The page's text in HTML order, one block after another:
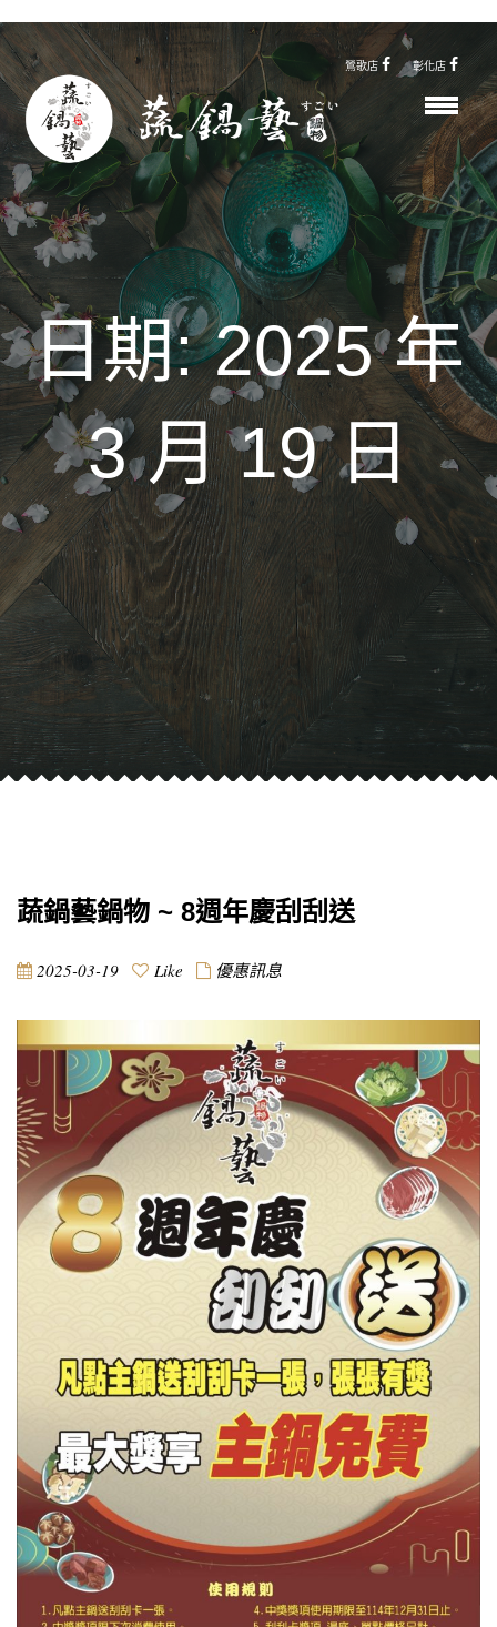
鶯歌店 彰化店
日期:2025 年
3 月 19 日
蔬鍋藝鍋物 ~ 8週年慶刮刮送
2025-03-19 Like 優惠訊息